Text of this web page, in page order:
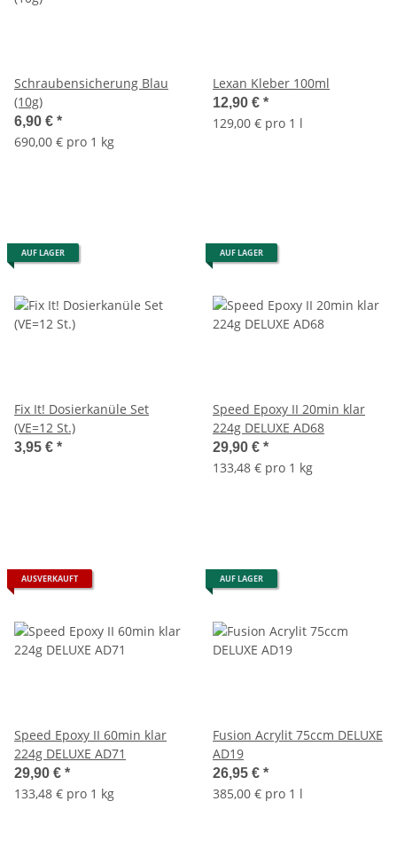
Schraubensicherung Blau
(10g)
6,90 € *
690,00 € pro 1 kg
Lexan Kleber 100ml
12,90 € *
129,00 € pro 1 l
AUF LAGER
Fix It! Dosierkanüle Set
(VE=12 St.)
3,95 € *
AUF LAGER
Speed Epoxy II 20min klar
224g DELUXE AD68
29,90 € *
133,48 € pro 1 kg
AUSVERKAUFT
Speed Epoxy II 60min klar
224g DELUXE AD71
29,90 € *
133,48 € pro 1 kg
AUF LAGER
Fusion Acrylit 75ccm DELUXE
AD19
26,95 € *
385,00 € pro 1 l